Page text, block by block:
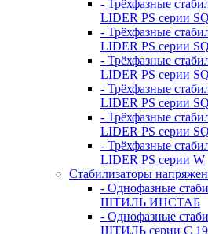
- Трёхфазные
LIDER PS серии
- Трёхфазные
LIDER PS серии
- Трёхфазные
LIDER PS серии
- Трёхфазные
LIDER PS серии
- Трёхфазные
LIDER PS серии
- Трёхфазные
LIDER PS серии W
Стабилизаторы
- Однофазные
ШТИЛЬ ИНСТАБ
- Однофазные
ШТИЛЬ серии C 19